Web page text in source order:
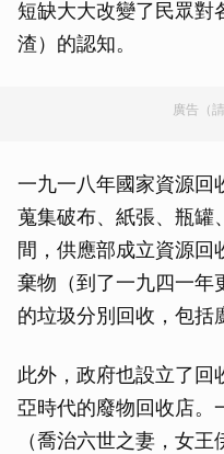
短缺大大改變了民眾對
渣）的認知。
廣告（
一九一八年國家資源回
蒐集破布、紙張、瓶罐
間，供應部成立資源回
棄物（到了一九四一年
的垃圾分別回收，包括
此外，政府也設立了回
亞時代的廢物回收店。
（喬治六世之妻，女